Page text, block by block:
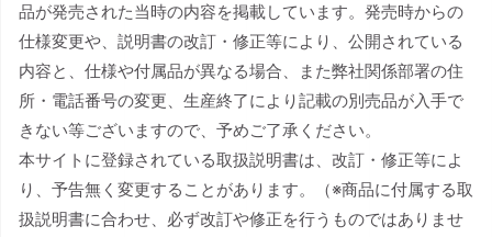
品が発売された当時の内容を掲載しています。発売時からの
仕様変更や、説明書の改訂・修正等により、公開されている
内容と、仕様や付属品が異なる場合、また弊社関係部署の住
所・電話番号の変更、生産終了により記載の別売品が入手で
きない等ございますので、予めご了承ください。
本サイトに登録されている取扱説明書は、改訂・修正等によ
り、予告無く変更することがあります。（※商品に付属する取
扱説明書に合わせ、必ず改訂や修正を行うものではありませ